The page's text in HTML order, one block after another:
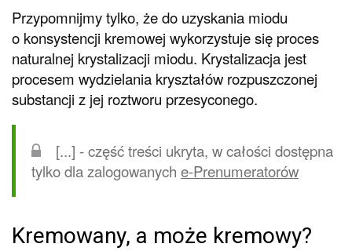
Przypomnijmy tylko, że do uzyskania miodu
o konsystencji kremowej wykorzystuje się proces
naturalnej krystalizacji miodu. Krystalizacja jest
procesem wydzielania kryształów rozpuszczonej
substancji z jej roztworu przesyconego.
[...] - część treści ukryta, w całości dostępna
tylko dla zalogowanych e-Prenumeratorów
Kremowany, a może kremowy?